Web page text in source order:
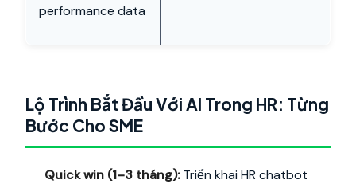
performance data
Lộ Trình Bắt Đầu Với AI Trong HR: Từng
Bước Cho SME
Quick win (1–3 tháng):Triển khai HR chatbot